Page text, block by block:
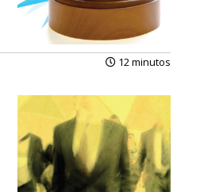
12 minutos